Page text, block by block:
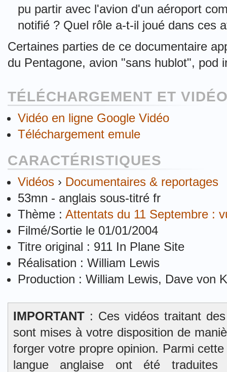
pu partir avec l'avion d'un aéroport
notifié ? Quel rôle a-t-il joué dans ces
Certaines parties de ce documentaire
du Pentagone, avion "sans hublot", pod
TÉLÉCHARGEMENT ET
Vidéo en ligne Google Vidéo
Téléchargement emule
CARACTÉRISTIQUES
Vidéos › Documentaires & reportages
53mn - anglais sous-titré fr
Thème : Attentats du 11 Septembre :
Filmé/Sortie le 01/01/2004
Titre original : 911 In Plane Site
Réalisation : William Lewis
Production : William Lewis, Dave von
IMPORTANT : Ces vidéos traitant
sont mises à votre disposition de
forger votre propre opinion. Parmi
langue anglaise ont été